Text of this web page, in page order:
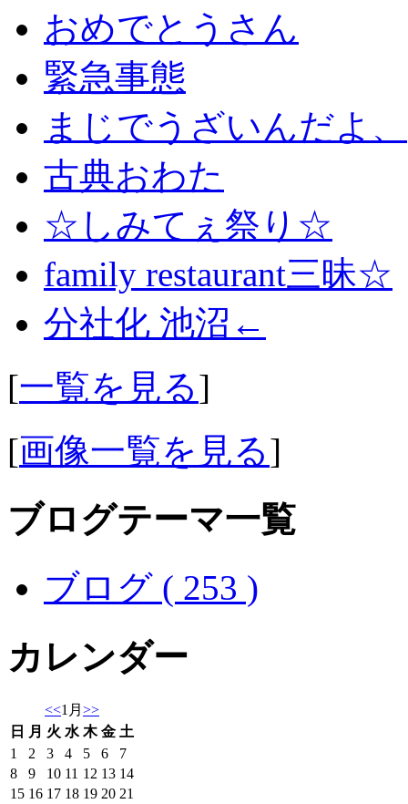
おめでとうさん
緊急事態
まじでうざいんだよ、
古典おわた
☆しみてぇ祭り☆
family restaurant三昧☆
分社化 池沼←
[一覧を見る]
[画像一覧を見る]
ブログテーマ一覧
ブログ ( 253 )
カレンダー
<<1月 >>
日
月 火 水 木 金 土
1
2 3 4 5 6
7
8
9 10 11 12 13 14
15 16 17 18 19 20 21